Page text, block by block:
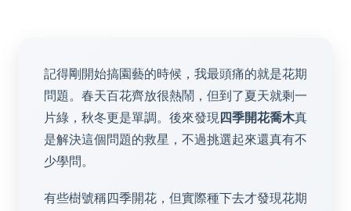
記得剛開始搞園藝的時候，我最頭痛的就是花期
問題。春天百花齊放很熱鬧，但到了夏天就剩一
片綠，秋冬更是單調。後來發現四季開花喬木真
是解決這個問題的救星，不過挑選起來還真有不
少學問。
有些樹號稱四季開花，但實際種下去才發現花期